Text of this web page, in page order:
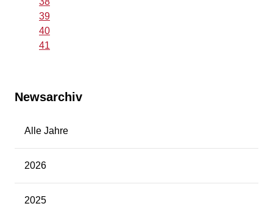
39
40
41
Newsarchiv
Alle Jahre
2026
2025